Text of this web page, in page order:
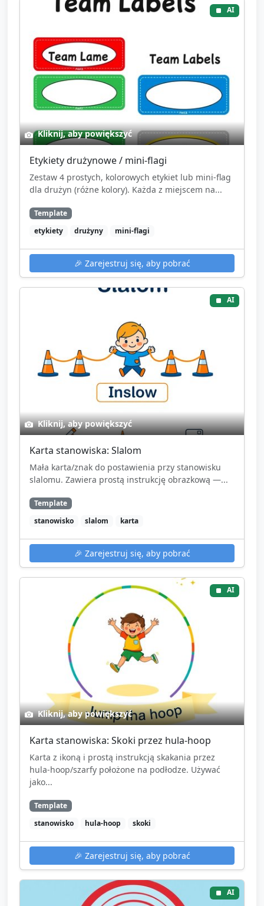
AI
Kliknij, aby powiększyć
Etykiety drużynowe / mini-flagi
Zestaw 4 prostych, kolorowych etykiet lub mini‑flag
dla drużyn (różne kolory). Każda z miejscem na...
Template
etykiety
drużyny mini-flagi
🎉 Zarejestruj się, aby pobrać
AI
Kliknij, aby powiększyć
Karta stanowiska: Slalom
Mała karta/znak do postawienia przy stanowisku
slalomu. Zawiera prostą instrukcję obrazkową —...
Template
stanowisko
slalom karta
🎉 Zarejestruj się, aby pobrać
AI
Kliknij, aby powiększyć
Karta stanowiska: Skoki przez hula‑hoop
Karta z ikoną i prostą instrukcją skakania przez
hula‑hoop/szarfy położone na podłodze. Używać
jako...
Template
stanowisko
hula-hoop skoki
🎉 Zarejestruj się, aby pobrać
AI